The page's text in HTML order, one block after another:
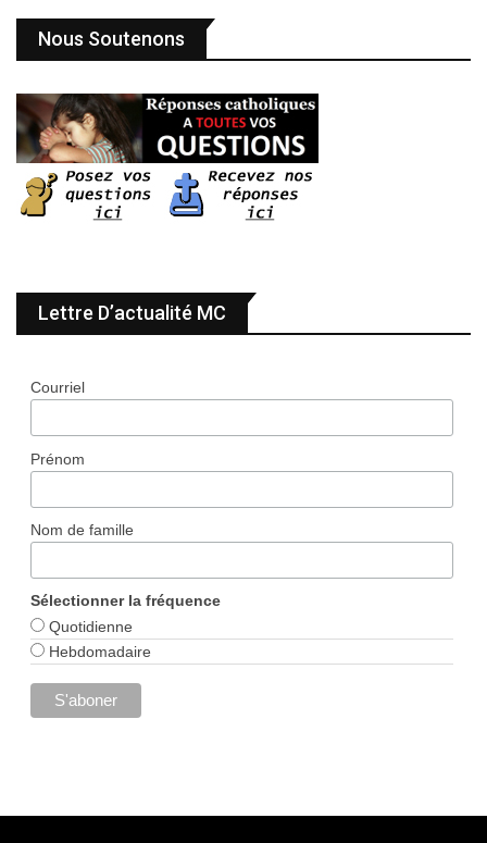
Nous Soutenons
Lettre D’actualité MC
Courriel
Prénom
Nom de famille
Sélectionner la fréquence
Quotidienne
Hebdomadaire